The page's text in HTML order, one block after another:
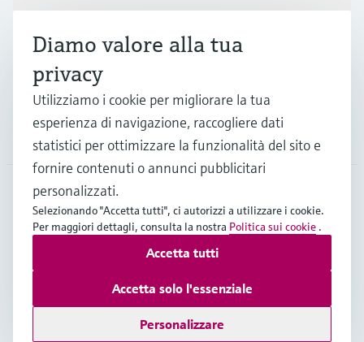
Supporta
La società
CHE•Italiano
Copyright © Endress+Hauser Group Services AG
Termini di utilizzoPrivacy Policy
Diamo valore alla tua
privacy
Utilizziamo i cookie per migliorare la tua
esperienza di navigazione, raccogliere dati
statistici per ottimizzare la funzionalità del sito e
fornire contenuti o annunci pubblicitari
personalizzati.
Selezionando "Accetta tutti", ci autorizzi a utilizzare i cookie.
Per maggiori dettagli, consulta la nostra Politica sui cookie .
Personalizzare
Accetta solo l'essenziale
Accetta tutti